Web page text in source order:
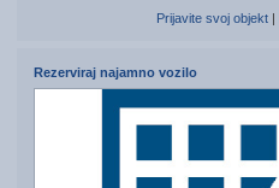
Prijavite svoj objekt |
Rezerviraj najamno vozilo